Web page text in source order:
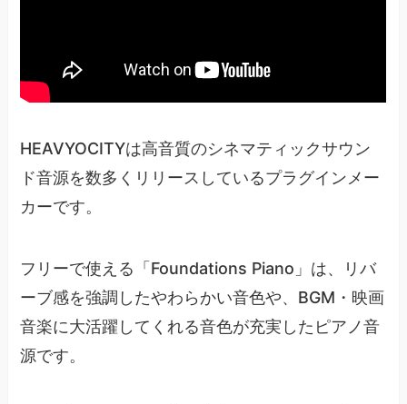
HEAVYOCITYは高音質のシネマティックサウン
ド音源を数多くリリースしているプラグインメー
カーです。
フリーで使える「Foundations Piano」は、リバ
ーブ感を強調したやわらかい音色や、BGM・映画
音楽に大活躍してくれる音色が充実したピアノ音
源です。